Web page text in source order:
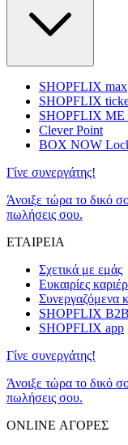
SHOPFLIX max
SHOPFLIX
SHOPFLIX
Clever Point
BOX NOW
Γίνε συνεργάτης!
Άνοιξε τώρα το δικό
πωλήσεις σου.
ΕΤΑΙΡΕΙΑ
Σχετικά με εμάς
Ευκαιρίες
Συνεργαζόμενα
SHOPFLIX B2B
SHOPFLIX app
Γίνε συνεργάτης!
Άνοιξε τώρα το δικό
πωλήσεις σου.
ONLINE ΑΓΟΡΕΣ